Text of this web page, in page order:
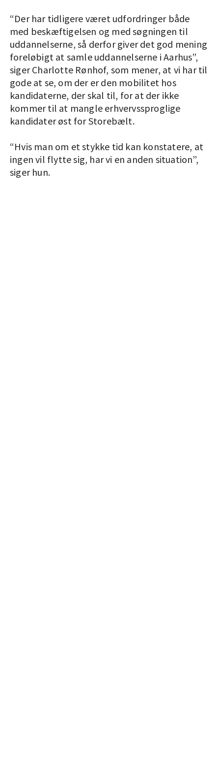
“Der har tidligere været udfordringer både
med beskæftigelsen og med søgningen til
uddannelserne, så derfor giver det god mening
foreløbigt at samle uddannelserne i Aarhus”,
siger Charlotte Rønhof, som mener, at vi har til
gode at se, om der er den mobilitet hos
kandidaterne, der skal til, for at der ikke
kommer til at mangle erhvervssproglige
kandidater øst for Storebælt.
“Hvis man om et stykke tid kan konstatere, at
ingen vil flytte sig, har vi en anden situation”,
siger hun.